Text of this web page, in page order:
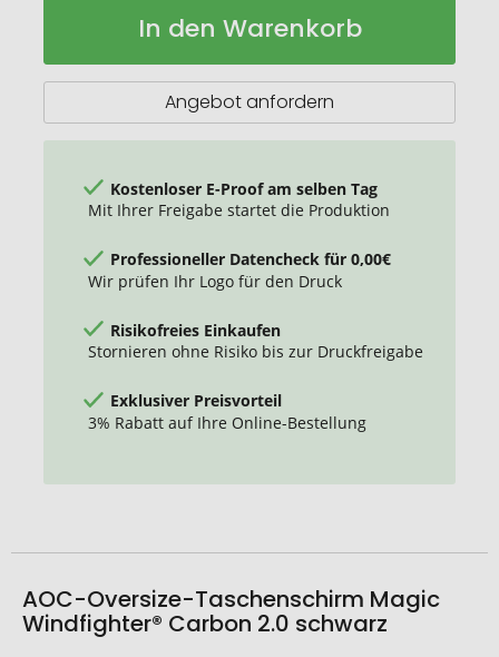
Magic
Windproof-
In den Warenkorb
Angebot anfordern
Kostenloser E-Proof am selben Tag
Mit Ihrer Freigabe startet die Produktion
Professioneller Datencheck für 0,00€
Wir prüfen Ihr Logo für den Druck
Risikofreies Einkaufen
Stornieren ohne Risiko bis zur Druckfreigabe
Exklusiver Preisvorteil
3% Rabatt auf Ihre Online-Bestellung
AOC-Oversize-Taschenschirm Magic
Windfighter® Carbon 2.0 schwarz